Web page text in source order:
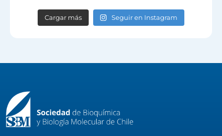
Cargar más Seguir en Instagram